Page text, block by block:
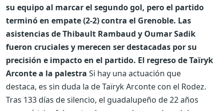
su equipo al marcar el segundo gol, pero el partido
terminó en empate (2-2) contra el Grenoble. Las
asistencias de Thibault Rambaud y Oumar Sadik
fueron cruciales y merecen ser destacadas por su
precisión e impacto en el partido. El regreso de Taïryk
Arconte a la palestra Si hay una actuación que
destaca, es sin duda la de Taïryk Arconte con el Rodez.
Tras 133 días de silencio, el guadalupeño de 22 años